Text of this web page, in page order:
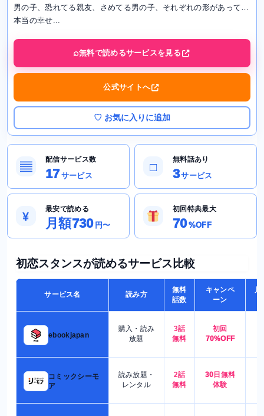
男の子、恐れてる親友、さめてる男の子、それぞれの形があって…
本当の幸せ...
無料で読めるサービスを見る
公式サイトへ
♡ お気に入りに追加
▤
配信サービス数
17サービス
□
無料話あり
3サービス
¥
最安で読める
月額730 円〜
初回特典最大
70%OFF
初恋スタンスが読めるサービス比較
サービス名 読み方
無料
話数
キャンペ
ーン
月
ebookjapan
購入・読み
放題
3話
無料
初回
70%OFF
コミックシーモ
ア
読み放題・
レンタル
2話
無料
30日無料
体験